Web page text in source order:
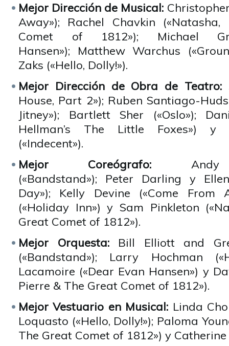
Mejor Dirección de Musical:
Away»); Rachel Chavkin
Comet of 1812»); Michael
Hansen»); Matthew Warchus
Zaks («Hello, Dolly!»).
Mejor Dirección de Obra de Teatro:
House, Part 2»); Ruben Santiago-
Jitney»); Bartlett Sher («Oslo»);
Hellman’s The Little Foxes») y
(«Indecent»).
Mejor Coreógrafo: Andy
(«Bandstand»); Peter Darling y
Day»); Kelly Devine («Come From
(«Holiday Inn») y Sam Pinkleton
Great Comet of 1812»).
Mejor Orquesta: Bill Elliott and
(«Bandstand»); Larry Hochman
Lacamoire («Dear Evan Hansen») y
Pierre & The Great Comet of 1812»).
Mejor Vestuario en Musical: Linda
Loquasto («Hello, Dolly!»); Paloma
The Great Comet of 1812») y